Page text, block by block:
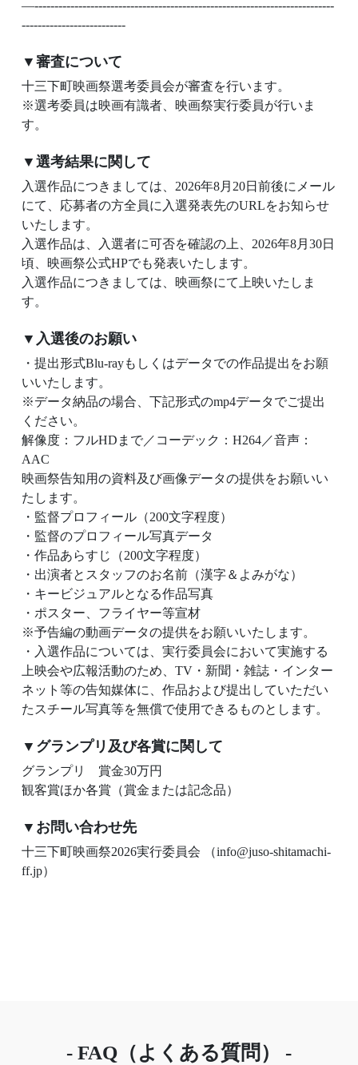
—---------------------------------------------------------------------------
--------------------------
▼審査について
十三下町映画祭選考委員会が審査を行います。
※選考委員は映画有識者、映画祭実行委員が行いま
す。
▼選考結果に関して
入選作品につきましては、2026年8月20日前後にメール
にて、応募者の方全員に入選発表先のURLをお知らせ
いたします。
入選作品は、入選者に可否を確認の上、2026年8月30日
頃、映画祭公式HPでも発表いたします。
入選作品につきましては、映画祭にて上映いたしま
す。
▼入選後のお願い
・提出形式Blu-rayもしくはデータでの作品提出をお願
いいたします。
※データ納品の場合、下記形式のmp4データでご提出
ください。
解像度：フルHDまで／コーデック：H264／音声：
AAC
映画祭告知用の資料及び画像データの提供をお願いい
たします。
・監督プロフィール（200文字程度）
・監督のプロフィール写真データ
・作品あらすじ（200文字程度）
・出演者とスタッフのお名前（漢字＆よみがな）
・キービジュアルとなる作品写真
・ポスター、フライヤー等宣材
※予告編の動画データの提供をお願いいたします。
・入選作品については、実行委員会において実施する
上映会や広報活動のため、TV・新聞・雑誌・インター
ネット等の告知媒体に、作品および提出していただい
たスチール写真等を無償で使用できるものとします。
▼グランプリ及び各賞に関して
グランプリ 賞金30万円
観客賞ほか各賞（賞金または記念品）
▼お問い合わせ先
十三下町映画祭2026実行委員会 （info@juso-shitamachi-
ff.jp）
- FAQ（よくある質問） -